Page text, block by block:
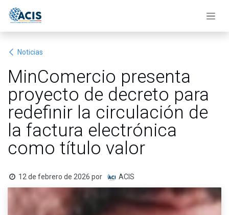
Noticias
MinComercio presenta
proyecto de decreto para
redefinir la circulación de
la factura electrónica
como título valor
12 de febrero de 2026 por ACIS